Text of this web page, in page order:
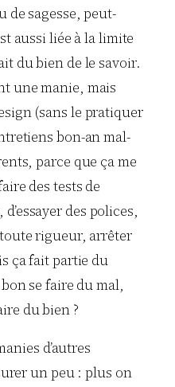
de sagesse, peut-
aussi liée à la limite
du bien de le savoir.
une manie, mais
(sans le pratiquer
bon-an mal-
parce que ça me
des tests de
des polices,
rigueur, arrêter
ça fait partie du
se faire du mal,
du bien ?
d’autres
un peu : plus on